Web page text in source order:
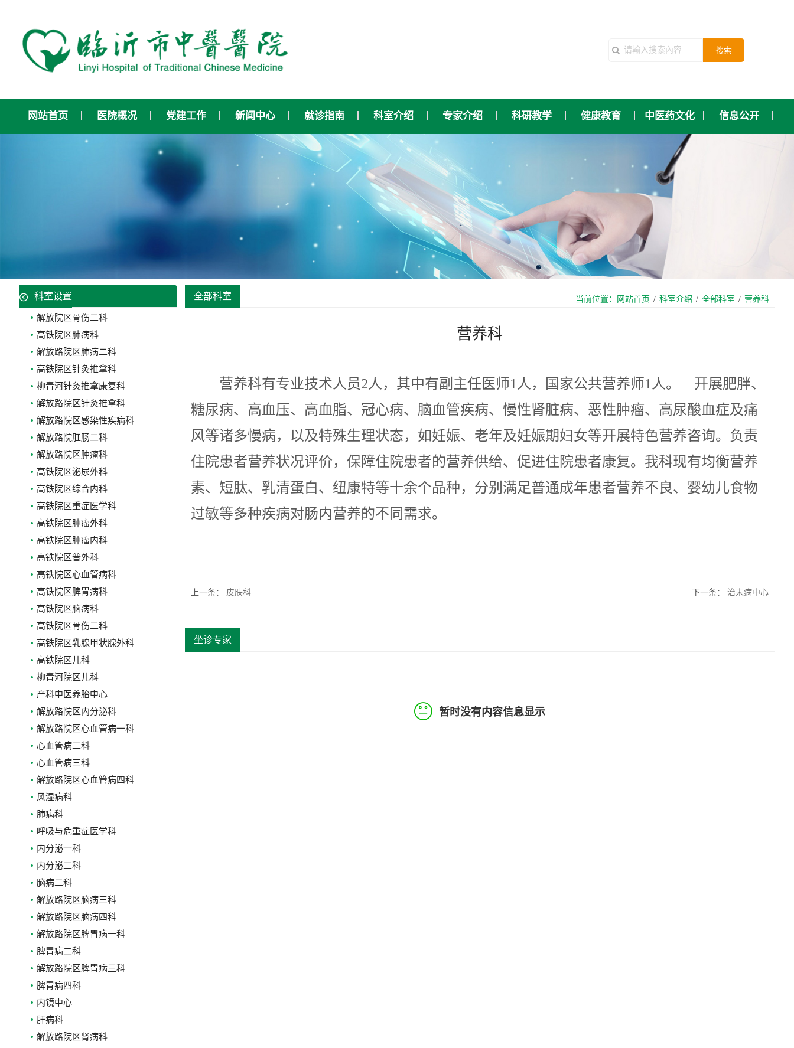
搜索
网站首页 医院概况 党建工作 新闻中心 就诊指南 科室介绍 专家介绍 科研教学 健康教育 中医药文化 信息公开
科室设置
解放院区骨伤二科
高铁院区肺病科
解放路院区肺病二科
高铁院区针灸推拿科
柳青河针灸推拿康复科
解放路院区针灸推拿科
解放路院区感染性疾病科
解放路院肛肠二科
解放路院区肿瘤科
高铁院区泌尿外科
高铁院区综合内科
高铁院区重症医学科
高铁院区肿瘤外科
高铁院区肿瘤内科
高铁院区普外科
高铁院区心血管病科
高铁院区脾胃病科
高铁院区脑病科
高铁院区骨伤二科
高铁院区乳腺甲状腺外科
高铁院区儿科
柳青河院区儿科
产科中医养胎中心
解放路院区内分泌科
解放路院区心血管病一科
心血管病二科
心血管病三科
解放路院区心血管病四科
风湿病科
肺病科
呼吸与危重症医学科
内分泌一科
内分泌二科
脑病二科
解放路院区脑病三科
解放路院区脑病四科
解放路院区脾胃病一科
脾胃病二科
解放路院区脾胃病三科
脾胃病四科
内镜中心
肝病科
解放路院区肾病科
当前位置： 网站首页 / 科室介绍 / 全部科室 / 营养科
全部科室
营养科
营养科有专业技术人员2人，其中有副主任医师1人，国家公共营养师1人。 开展肥胖、
糖尿病、高血压、高血脂、冠心病、脑血管疾病、慢性肾脏病、恶性肿瘤、高尿酸血症及痛
风等诸多慢病，以及特殊生理状态，如妊娠、老年及妊娠期妇女等开展特色营养咨询。负责
住院患者营养状况评价，保障住院患者的营养供给、促进住院患者康复。我科现有均衡营养
素、短肽、乳清蛋白、纽康特等十余个品种，分别满足普通成年患者营养不良、婴幼儿食物
过敏等多种疾病对肠内营养的不同需求。
上一条： 皮肤科 下一条： 治未病中心
坐诊专家
暂时没有内容信息显示